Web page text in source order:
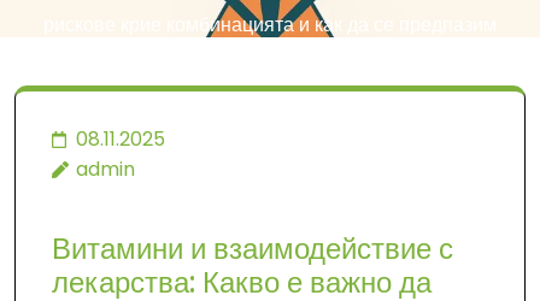
рискове крие комбинацията и как да се предпазим
08.11.2025
admin
Витамини и взаимодействие с
лекарства: Какво е важно да